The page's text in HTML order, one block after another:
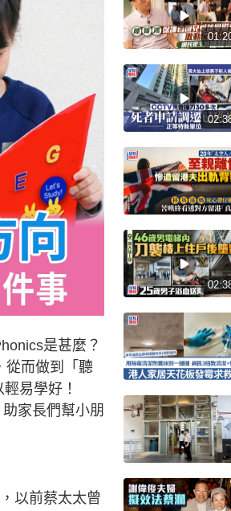
是甚麼？
從而做到「聽
易學好！
家長們幫小朋
以前蔡太太曾